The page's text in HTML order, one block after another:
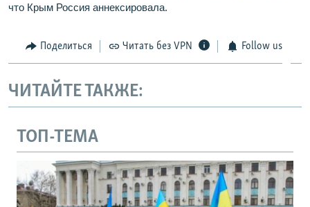
что Крым Россия аннексировала.
Поделиться Читать без VPN Follow us
ЧИТАЙТЕ ТАКЖЕ:
ТОП-ТЕМА